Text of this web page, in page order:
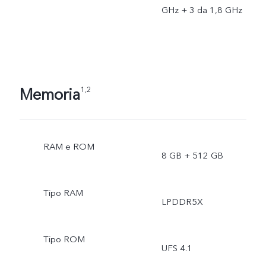
GHz + 3 da 1,8 GHz
Memoria1,2
RAM e ROM
8 GB + 512 GB
Tipo RAM
LPDDR5X
Tipo ROM
UFS 4.1